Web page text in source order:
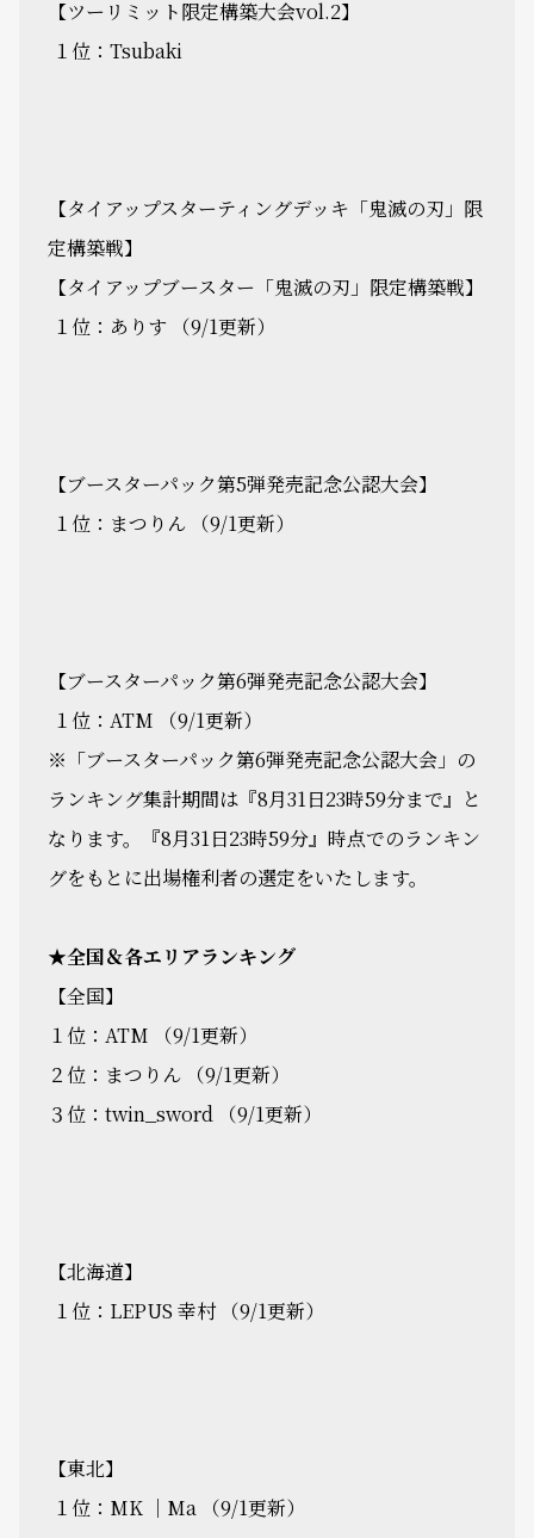
【ツーリミット限定構築大会vol.2】
１位：Tsubaki
【タイアップスターティングデッキ「鬼滅の刃」限
定構築戦】
【タイアップブースター「鬼滅の刃」限定構築戦】
１位：ありす （9/1更新）
【ブースターパック第5弾発売記念公認大会】
１位：まつりん （9/1更新）
【ブースターパック第6弾発売記念公認大会】
１位：ATM （9/1更新）
※「ブースターパック第6弾発売記念公認大会」の
ランキング集計期間は『8月31日23時59分まで』と
なります。『8月31日23時59分』時点でのランキン
グをもとに出場権利者の選定をいたします。
★全国＆各エリアランキング
【全国】
１位：ATM （9/1更新）
２位：まつりん （9/1更新）
３位：twin_sword （9/1更新）
【北海道】
１位：LEPUS 幸村 （9/1更新）
【東北】
１位：MK ｜Ma （9/1更新）